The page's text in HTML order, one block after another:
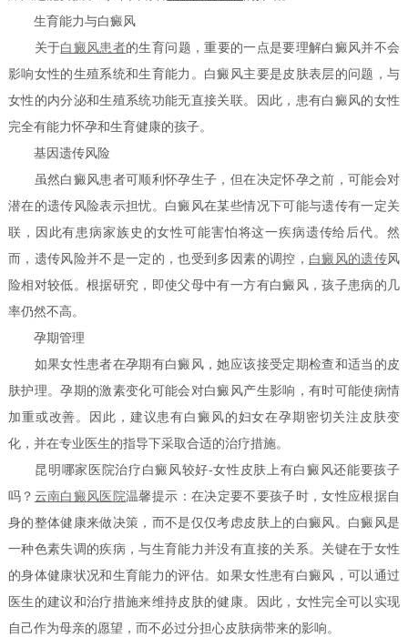
生育能力与白癜风
关于白癜风患者的生育问题，重要的一点是要理解白癜风并不会
影响女性的生殖系统和生育能力。白癜风主要是皮肤表层的问题，与
女性的内分泌和生殖系统功能无直接关联。因此，患有白癜风的女性
完全有能力怀孕和生育健康的孩子。
基因遗传风险
虽然白癜风患者可顺利怀孕生子，但在决定怀孕之前，可能会对
潜在的遗传风险表示担忧。白癜风在某些情况下可能与遗传有一定关
联，因此有患病家族史的女性可能害怕将这一疾病遗传给后代。然
而，遗传风险并不是一定的，也受到多因素的调控， 白癜风的遗传风
险相对较低。根据研究，即使父母中有一方有白癜风，孩子患病的几
率仍然不高。
孕期管理
如果女性患者在孕期有白癜风，她应该接受定期检查和适当的皮
肤护理。孕期的激素变化可能会对白癜风产生影响，有时可能使病情
加重或改善。因此，建议患有白癜风的妇女在孕期密切关注皮肤变
化，并在专业医生的指导下采取合适的治疗措施。
昆明哪家医院治疗白癜风较好-女性皮肤上有白癜风还能要孩子
吗？ 云南白癜风医院温馨提示：在决定要不要孩子时，女性应根据自
身的整体健康来做决策，而不是仅仅考虑皮肤上的白癜风。白癜风是
一种色素失调的疾病，与生育能力并没有直接的关系。关键在于女性
的身体健康状况和生育能力的评估。如果女性患有白癜风，可以通过
医生的建议和治疗措施来维持皮肤的健康。因此，女性完全可以实现
自己作为母亲的愿望，而不必过分担心皮肤病带来的影响。